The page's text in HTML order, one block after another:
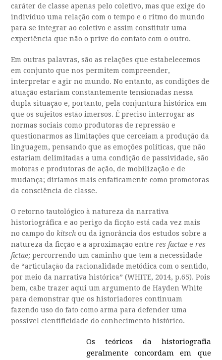
caráter de classe apenas pelo coletivo, mas que exige do
indivíduo uma relação com o tempo e o ritmo do mundo
para se integrar ao coletivo e assim constituir uma
experiência que não o prive do contato com o outro.
Em outras palavras, são as relações que estabelecemos
em conjunto que nos permitem compreender,
interpretar e agir no mundo. No entanto, as condições de
atuação estariam constantemente tensionadas nessa
dupla situação e, portanto, pela conjuntura histórica em
que os sujeitos estão imersos. É preciso interrogar as
normas sociais como produtoras de repressão e
questionarmos as limitações que cerceiam a produção da
linguagem, pensando que as emoções políticas, que não
estariam delimitadas a uma condição de passividade, são
motoras e produtoras de ação, de mobilização e de
mudança; diríamos mais enfaticamente como promotoras
da consciência de classe.
O retorno tautológico à natureza da narrativa
historiográfica e ao perigo da ficção está cada vez mais
no campo dokitsch ou da ignorância dos estudos sobre a
natureza da ficção e a aproximação entreres factae eres
fictae;percorrendo um caminho que tem a necessidade
de “articulação da racionalidade metódica com o sentido,
por meio da narrativa histórica” (WHITE, 2014, p.65). Pois
bem, cabe trazer aqui um argumento de Hayden White
para demonstrar que os historiadores continuam
fazendo uso do fato como arma para defender uma
possível cientificidade do conhecimento histórico.
Os teóricos da historiografia
geralmente concordam em que